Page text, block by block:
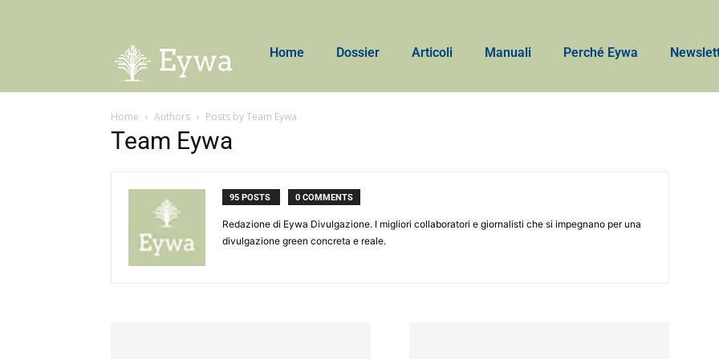
Home Dossier Articoli Manuali Perché Eywa
Home Authors Posts by Team Eywa
Team Eywa
95 POSTS 0 COMMENTS
Redazione di Eywa Divulgazione. I migliori collaboratori e giornalisti che si impegnano per una
divulgazione green concreta e reale.